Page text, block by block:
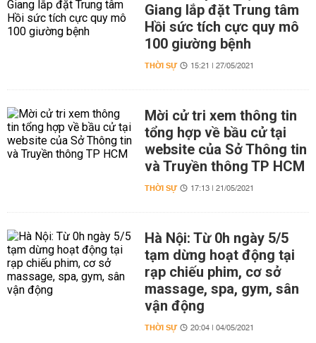
Giang lắp đặt Trung tâm
Hồi sức tích cực quy mô
100 giường bệnh
THỜI SỰ 15:21 | 27/05/2021
Mời cử tri xem thông tin
tổng hợp về bầu cử tại
website của Sở Thông tin
và Truyền thông TP HCM
THỜI SỰ 17:13 | 21/05/2021
Hà Nội: Từ 0h ngày 5/5
tạm dừng hoạt động tại
rạp chiếu phim, cơ sở
massage, spa, gym, sân
vận động
THỜI SỰ 20:04 | 04/05/2021